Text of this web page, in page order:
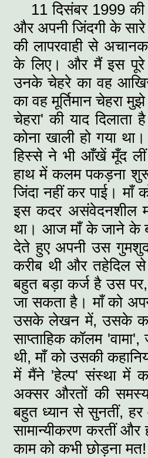
11 दिसंबर 1999
और अपनी जिंदगी के
की लापरवाही से
के लिए। और मैं इस पूरे
उनके चेहरे का वह
का वह मूर्तिमान चेहरा
चेहरा' की याद
कोना खाली हो गया
हिस्से ने भी आँखें मूँद
हाथ में कलम पकड़ना
जिंदा नहीं कर पाई।
इस कदर असंवेदनशील
था। आज माँ के जाने के
देते हुए अपनी उस
करीब थी और तहेदिल से
बहुत बड़ा कर्ज है उस
जा सकता है। माँ को
उसके लेखन में, उसके
साप्ताहिक कॉलम
थी, माँ को उसकी
में मैंने 'हेल्प' संस्था में
अक्सर औरतों की
बहुत ध्यान से सुनतीं,
सामान्यीकरण करतीं
काम को कभी छोड़ना मत!